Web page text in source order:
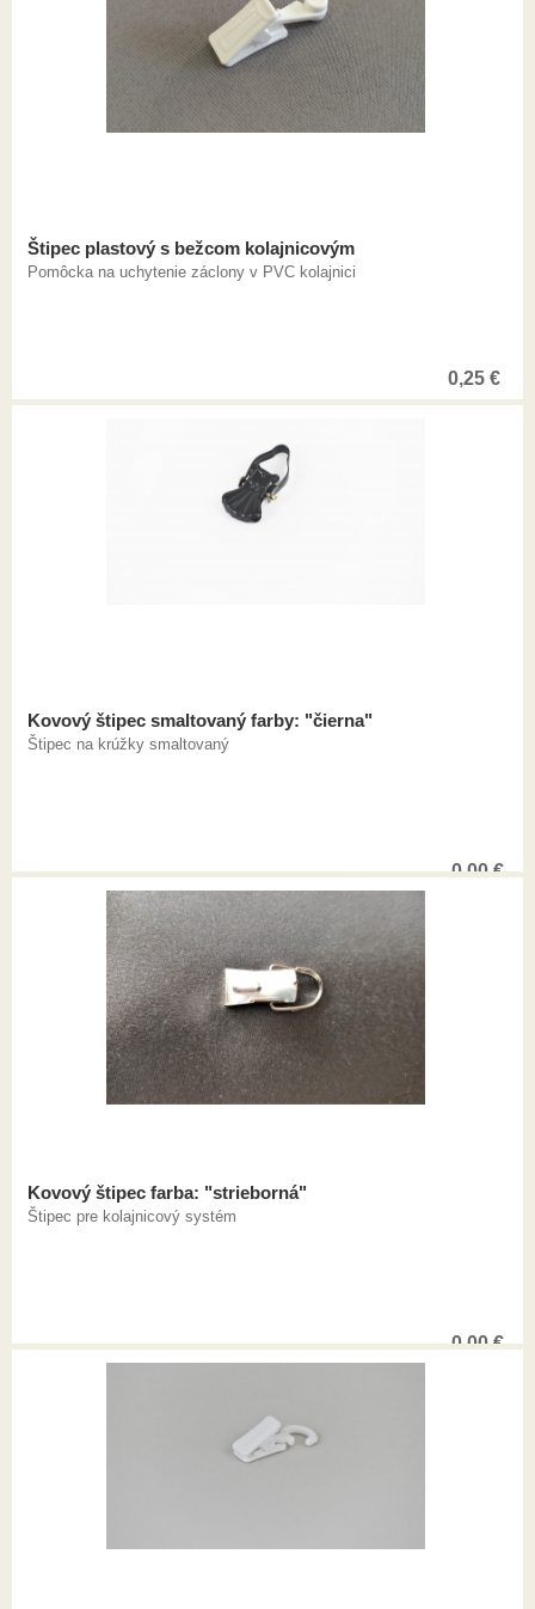
Štipec plastový s bežcom kolajnicovým
Pomôcka na uchytenie záclony v PVC kolajnici
0,25 €
Kovový štipec smaltovaný farby: "čierna"
Štipec na krúžky smaltovaný
0,00€
Kovový štipec farba: "strieborná"
Štipec pre kolajnicový systém
0,00€